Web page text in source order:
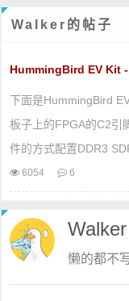
Walker的帖子
HummingBird EV Kit -
下面是HummingBird
板子上的FPGA的C2引
件的方式配置DDR3
6054 6
Walker
懒的都不